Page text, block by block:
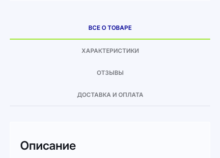
ВСЕ О ТОВАРЕ
ХАРАКТЕРИСТИКИ
ОТЗЫВЫ
ДОСТАВКА И ОПЛАТА
Описание